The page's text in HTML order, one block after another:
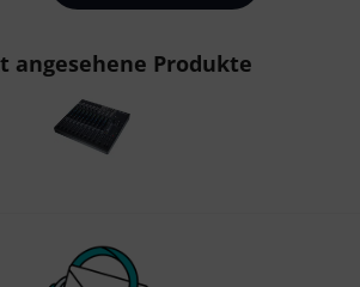
angesehene Produkte